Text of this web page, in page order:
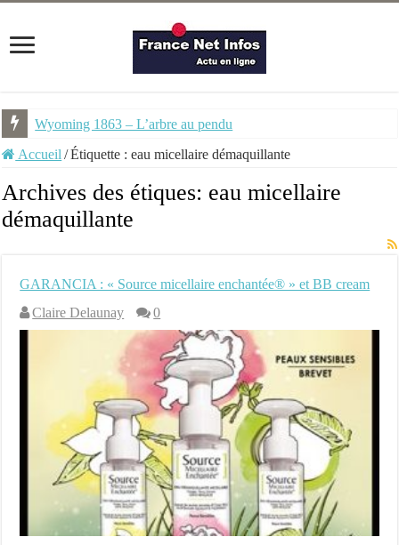
Wyoming 1863 – L’arbre au pendu
Accueil /Étiquette :eau micellaire démaquillante
Archives des étiques: eau micellaire
démaquillante
GARANCIA : « Source micellaire enchantée® » et BB cream
Claire Delaunay
0